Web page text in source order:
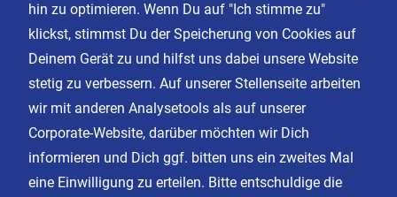
Impressum
Datenschutz
AGB
Cookie Einstellungen
hin zu optimieren. Wenn Du auf "Ich stimme zu"
klickst, stimmst Du der Speicherung von Cookies auf
Deinem Gerät zu und hilfst uns dabei unsere Website
stetig zu verbessern. Auf unserer Stellenseite arbeiten
wir mit anderen Analysetools als auf unserer
Corporate-Website, darüber möchten wir Dich
informieren und Dich ggf. bitten uns ein zweites Mal
eine Einwilligung zu erteilen. Bitte entschuldige die